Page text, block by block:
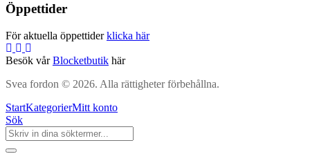
Öppettider
För aktuella öppettiderklicka här
Besök vårBlocketbutik här
Svea fordon © 2026. Alla rättigheter förbehållna.
StartKategorierMitt konto
Sök